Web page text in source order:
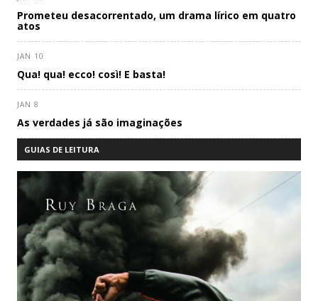
Prometeu desacorrentado, um drama lírico em quatro
atos
JAN 10
Qua! qua! ecco! così! E basta!
JAN 8
As verdades já são imaginações
GUIAS DE LEITURA